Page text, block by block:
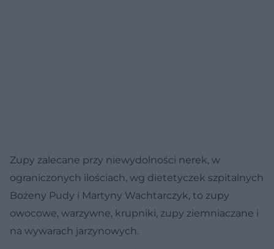
Zupy zalecane przy niewydolności nerek, w
ograniczonych ilościach, wg dietetyczek szpitalnych
Bożeny Pudy i Martyny Wachtarczyk, to zupy
owocowe, warzywne, krupniki, zupy ziemniaczane i
na wywarach jarzynowych.